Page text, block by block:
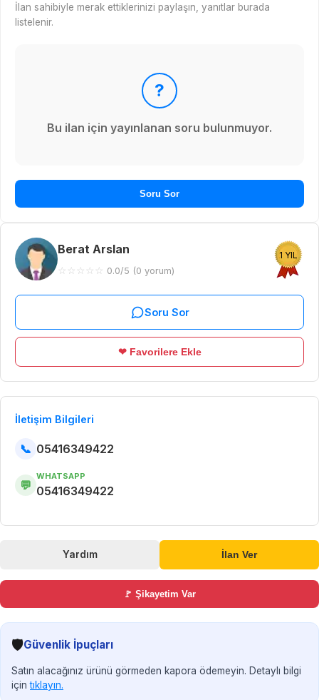
İlan sahibiyle merak ettiklerinizi paylaşın, yanıtlar burada
listelenir.
?
Bu ilan için yayınlanan soru bulunmuyor.
Soru Sor
Berat Arslan
☆ ☆ ☆ ☆ ☆ 0.0/5 (0 yorum)
1 YIL
Soru Sor
❤ Favorilere Ekle
İletişim Bilgileri
📞 05416349422
💬
WHATSAPP
05416349422
Yardım İlan Ver
🚩 Şikayetim Var
🛡️Güvenlik İpuçları
Satın alacağınız ürünü görmeden kapora ödemeyin. Detaylı bilgi
içintıklayın.